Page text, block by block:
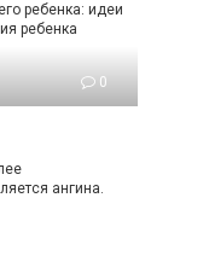
ребенка: идеи
ребенка
0
ангина.